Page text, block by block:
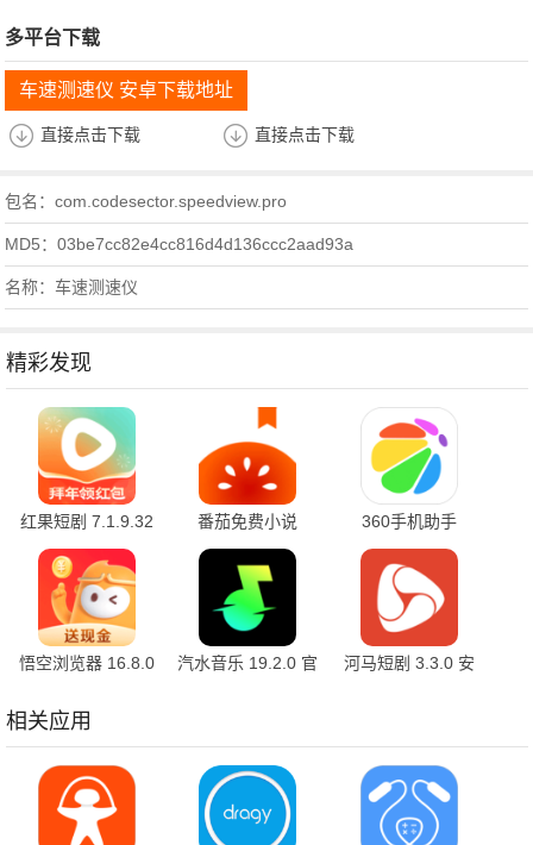
多平台下载
车速测速仪 安卓下载地址
直接点击下载 直接点击下载
包名：com.codesector.speedview.pro
MD5：03be7cc82e4cc816d4d136ccc2aad93a
名称：车速测速仪
精彩发现
红果短剧 7.1.9.32
官方版
番茄免费小说
7.1.9.32 安卓版
360手机助手
10.2.2 官方版
悟空浏览器 16.8.0
汽水音乐 19.2.0 官
河马短剧 3.3.0 安
相关应用